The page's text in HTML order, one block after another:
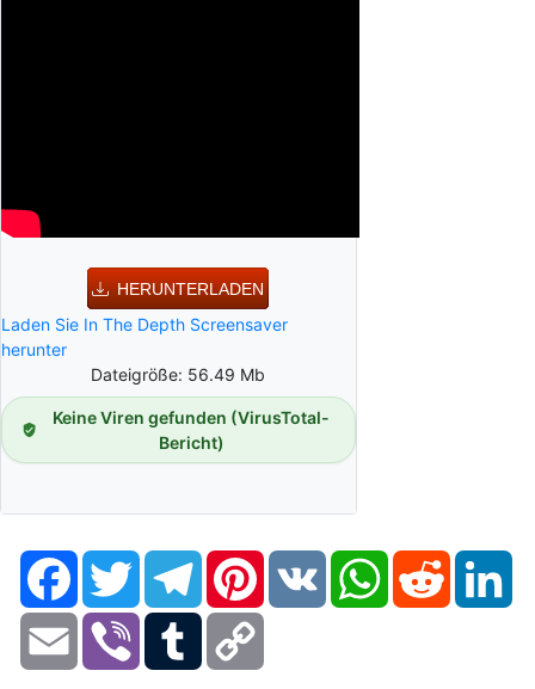
HERUNTERLADEN
Laden Sie In The Depth Screensaver
herunter
Dateigröße: 56.49 Mb
Keine Viren gefunden (VirusTotal-
Bericht)
FacebookTwitter TelegramPinterestVK WhatsAppReddit
Email Viber Tumblr